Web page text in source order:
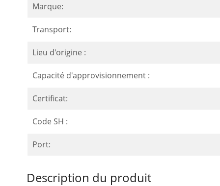
Marque:
Transport:
Lieu d'origine :
Capacité d'approvisionnement :
Certificat:
Code SH :
Port:
Description du produit